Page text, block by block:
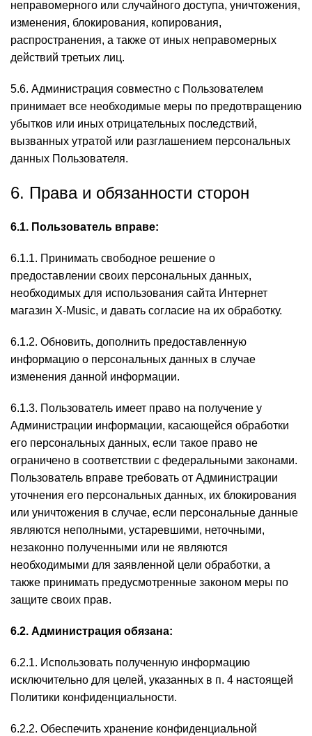
неправомерного или случайного доступа, уничтожения,
изменения, блокирования, копирования,
распространения, а также от иных неправомерных
действий третьих лиц.
5.6. Администрация совместно с Пользователем
принимает все необходимые меры по предотвращению
убытков или иных отрицательных последствий,
вызванных утратой или разглашением персональных
данных Пользователя.
6. Права и обязанности сторон
6.1. Пользователь вправе:
6.1.1. Принимать свободное решение о
предоставлении своих персональных данных,
необходимых для использования сайта Интернет
магазин X-Music, и давать согласие на их обработку.
6.1.2. Обновить, дополнить предоставленную
информацию о персональных данных в случае
изменения данной информации.
6.1.3. Пользователь имеет право на получение у
Администрации информации, касающейся обработки
его персональных данных, если такое право не
ограничено в соответствии с федеральными законами.
Пользователь вправе требовать от Администрации
уточнения его персональных данных, их блокирования
или уничтожения в случае, если персональные данные
являются неполными, устаревшими, неточными,
незаконно полученными или не являются
необходимыми для заявленной цели обработки, а
также принимать предусмотренные законом меры по
защите своих прав.
6.2. Администрация обязана:
6.2.1. Использовать полученную информацию
исключительно для целей, указанных в п. 4 настоящей
Политики конфиденциальности.
6.2.2. Обеспечить хранение конфиденциальной